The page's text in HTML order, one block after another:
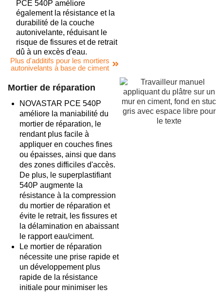
PCE 540P améliore
également la résistance et la
durabilité de la couche
autonivelante, réduisant le
risque de fissures et de retrait
dû à un excès d'eau.
Plus d'additifs pour les mortiers
autonivelants à base de ciment
Mortier de réparation
NOVASTAR PCE 540P
améliore la maniabilité du
mortier de réparation, le
rendant plus facile à
appliquer en couches fines
ou épaisses, ainsi que dans
des zones difficiles d'accès.
De plus, le superplastifiant
540P augmente la
résistance à la compression
du mortier de réparation et
évite le retrait, les fissures et
la délamination en abaissant
le rapport eau/ciment.
Le mortier de réparation
nécessite une prise rapide et
un développement plus
rapide de la résistance
initiale pour minimiser les